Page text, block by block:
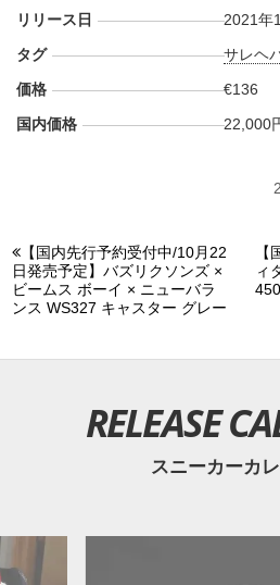
リリース日
2021年
タグ
サレヘ
価格
€136
国内価格
22,000
【国内先行予約受付中/10月22
日発売予定】バズリクソンズ ×
ビームス ボーイ × ニューバラ
ンス WS327 キャスター グレー
ィ
RELEASE
スニーカーカ